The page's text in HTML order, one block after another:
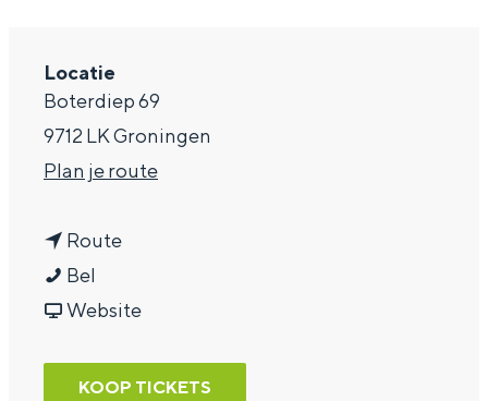
Locatie
Boterdiep 69
9712 LK Groningen
Plan je routen
K
Routen
a
D
Bel
e
r
Websitev
n
KOOP TICKETS